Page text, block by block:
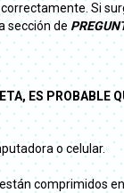
Si
sección de
ES PROBABLE
o celular.
comprimidos